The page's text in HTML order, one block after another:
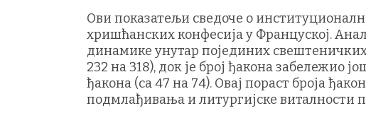
Ови показатељи сведоче о
хришћанских конфесија у Француској.
динамике унутар појединих свештеничких
232 на 318), док је број ђакона забележио
ђакона (са 47 на 74). Овај пораст броја
подмлађивања и литургијске виталности